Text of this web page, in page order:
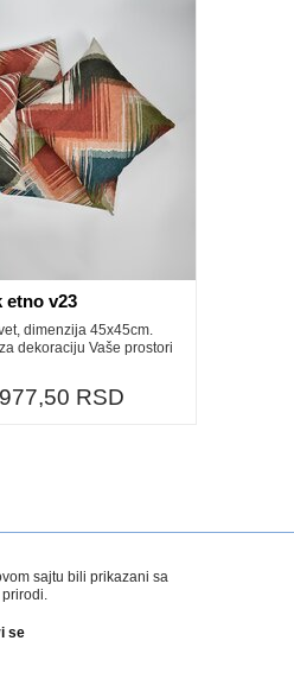
etno v23
dimenzija 45x45cm.
dekoraciju Vaše prostori
977,50 RSD
sajtu bili prikazani sa
se